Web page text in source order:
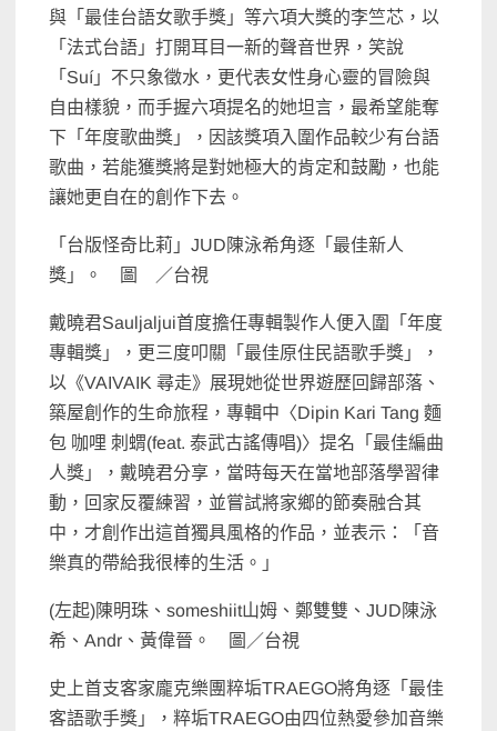
與「最佳台語女歌手獎」等六項大獎的李竺芯，以
「法式台語」打開耳目一新的聲音世界，笑說
「Suí」不只象徵水，更代表女性身心靈的冒險與
自由樣貌，而手握六項提名的她坦言，最希望能奪
下「年度歌曲獎」，因該獎項入圍作品較少有台語
歌曲，若能獲獎將是對她極大的肯定和鼓勵，也能
讓她更自在的創作下去。
「台版怪奇比莉」JUD陳泳希角逐「最佳新人
獎」。 圖 ／台視
戴曉君Sauljaljui首度擔任專輯製作人便入圍「年度
專輯獎」，更三度叩關「最佳原住民語歌手獎」，
以《VAIVAIK 尋走》展現她從世界遊歷回歸部落、
築屋創作的生命旅程，專輯中〈Dipin Kari Tang 麵
包 咖哩 刺蝟(feat. 泰武古謠傳唱)〉提名「最佳編曲
人獎」，戴曉君分享，當時每天在當地部落學習律
動，回家反覆練習，並嘗試將家鄉的節奏融合其
中，才創作出這首獨具風格的作品，並表示：「音
樂真的帶給我很棒的生活。」
(左起)陳明珠、someshiit山姆、鄭雙雙、JUD陳泳
希、Andr、黃偉晉。 圖／台視
史上首支客家龐克樂團粹垢TRAEGO將角逐「最佳
客語歌手獎」，粹垢TRAEGO由四位熱愛參加音樂